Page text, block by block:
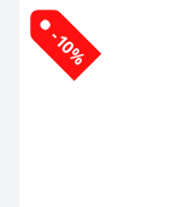
-10%